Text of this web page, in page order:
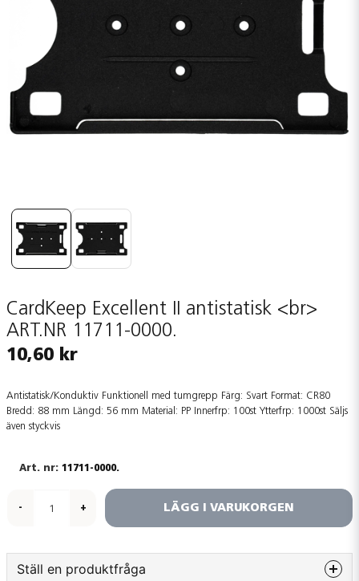
CardKeep Excellent II antistatisk <br>
ART.NR 11711-0000.
10,60 kr
Antistatisk/Konduktiv Funktionell med tumgrepp Färg: Svart Format: CR80
Bredd: 88 mm Längd: 56 mm Material: PP Innerfrp: 100st Ytterfrp: 1000st Säljs
även styckvis
11711-0000.
- + LÄGG I VARUKORGEN
Ställ en produktfråga